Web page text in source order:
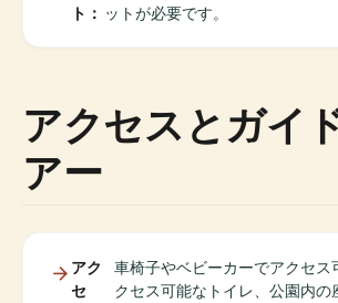
ト： ットが必要です。
アクセスとガイ
アー
アク
セ
車椅子やベビーカーでアクセス
クセス可能なトイレ、公園内の